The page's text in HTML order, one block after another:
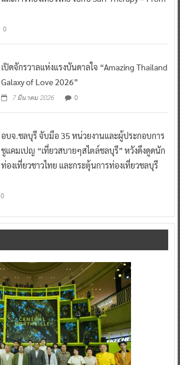
0
เปิดจักรวาลแห่งแรงบันดาลใจ “Amazing Thailand
Galaxy of Love 2026”
7 มีนาคม 2026 0
อบจ.ชลบุรี จับมือ 35 หน่วยงานและผู้ประกอบการ
ชูแคมเปญ “เที่ยวสบายๆสไตล์ชลบุรี” หวังดึงดูดนัก
ท่องเที่ยวชาวไทย และกระตุ้นการท่องเที่ยวชลบุรี
0